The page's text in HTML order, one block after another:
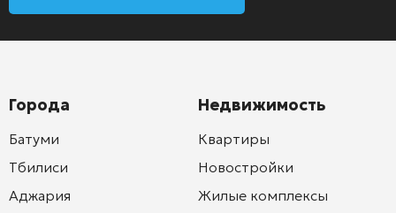
Города
Батуми
Тбилиси
Аджария
Недвижимость
Квартиры
Новостройки
Жилые комплексы